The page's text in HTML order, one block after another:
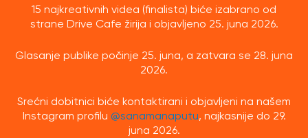
15 najkreativnih videa (finalista) biće izabrano od
strane Drive Cafe žirija i objavljeno 25. juna 2026.
Glasanje publike počinje 25. juna, a zatvara se 28. juna
2026.
Srećni dobitnici biće kontaktirani i objavljeni na našem
Instagram profilu @sanamanaputu, najkasnije do 29.
juna 2026.